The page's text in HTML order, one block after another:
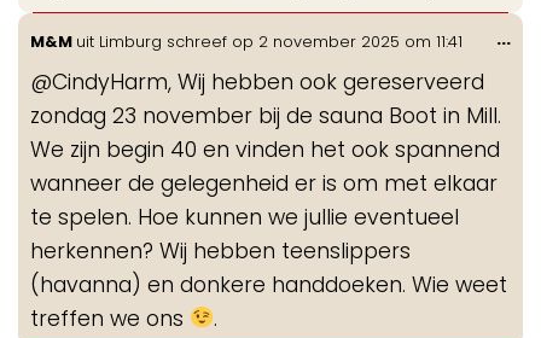
M&M uit Limburg schreef op 2 november 2025 om 11:41
@CindyHarm, Wij hebben ook gereserveerd
zondag 23 november bij de sauna Boot in Mill.
We zijn begin 40 en vinden het ook spannend
wanneer de gelegenheid er is om met elkaar
te spelen. Hoe kunnen we jullie eventueel
herkennen? Wij hebben teenslippers
(havanna) en donkere handdoeken. Wie weet
treffen we ons
.
...